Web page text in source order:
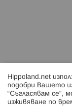
Hippoland.net
подобри Вашето
“Съгласявам се”,
изживяване по